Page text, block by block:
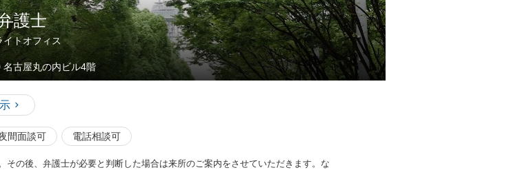
護士
トオフィス
古屋丸の内ビル4階
間面談可 電話相談可
その後、弁護士が必要と判断した場合は来所のご案内をさせていただきます。な